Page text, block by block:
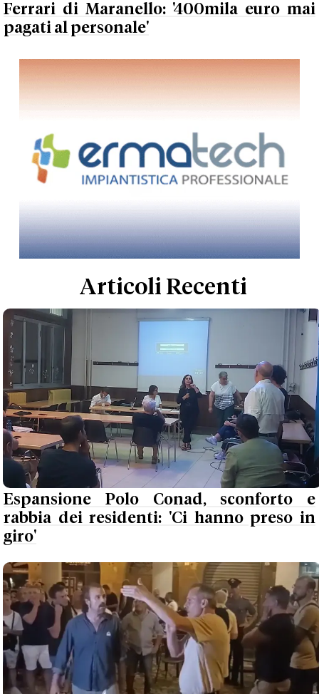
Ferrari di Maranello: '400mila euro mai
pagati al personale'
Articoli Recenti
Espansione Polo Conad, sconforto e
rabbia dei residenti: 'Ci hanno preso in
giro'